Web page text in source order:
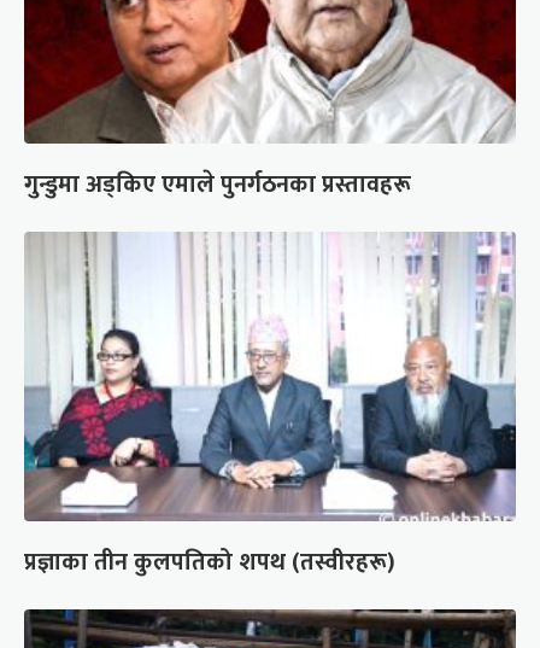
गुन्डुमा अड्किए एमाले पुनर्गठनका प्रस्तावहरू
प्रज्ञाका तीन कुलपतिको शपथ (तस्वीरहरू)